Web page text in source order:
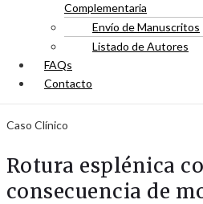
Complementaria
Envío de Manuscritos
Listado de Autores
FAQs
Contacto
Caso Clínico
Rotura esplénica
consecuencia de